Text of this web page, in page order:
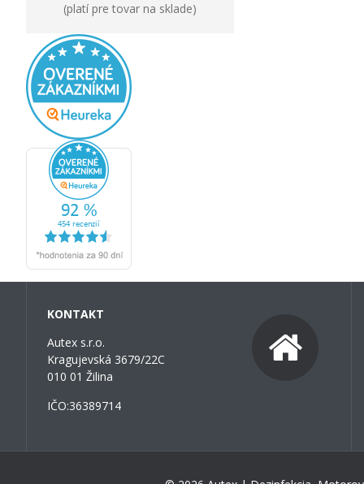
(platí pre tovar na sklade)
KONTAKT
Autex s.r.o.
Kragujevská 3679/22C
010 01 Žilina
IČO:36389714